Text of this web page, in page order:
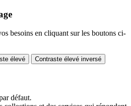
besoins en cliquant sur les boutons ci-
élevé Contraste élevé inversé
défaut.